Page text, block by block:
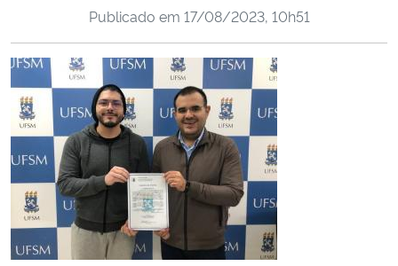
Ministério da Cidadania
Ministério da Saúde
Ministério de Minas e Energia
Ministério da Ciência, Tecnologia, Inovações e Comunicações
Ministério do Meio Ambiente
Ministério do Turismo
Publicado em 17/08/2023, 10h51